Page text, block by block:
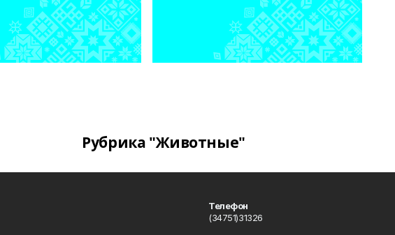
Рубрика "Животные"
Телефон
(34751)31326